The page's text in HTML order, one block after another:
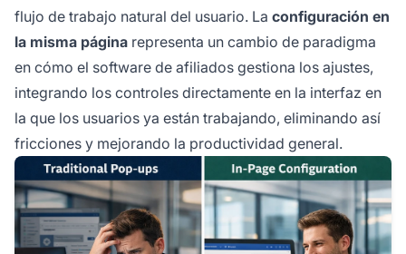
flujo de trabajo natural del usuario. La configuración en
la misma página representa un cambio de paradigma
en cómo el software de afiliados gestiona los ajustes,
integrando los controles directamente en la interfaz en
la que los usuarios ya están trabajando, eliminando así
fricciones y mejorando la productividad general.